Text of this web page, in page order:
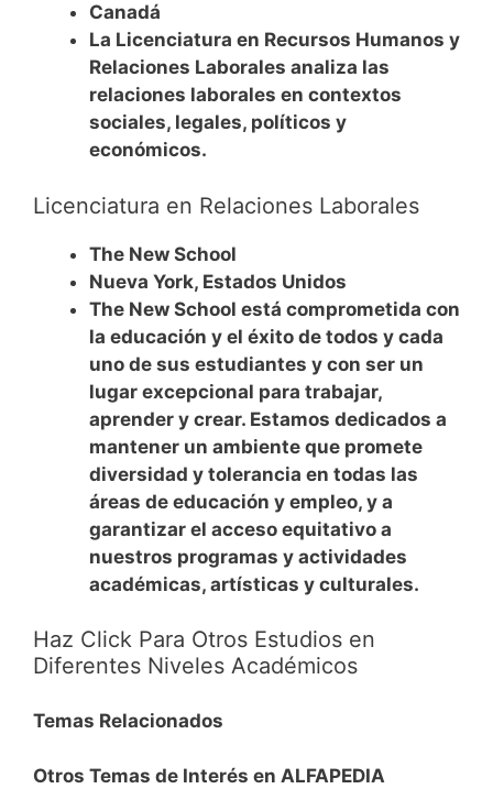
Canadá
La Licenciatura en Recursos Humanos y
Relaciones Laborales analiza las
relaciones laborales en contextos
sociales, legales, políticos y
económicos.
Licenciatura en Relaciones Laborales
The New School
Nueva York, Estados Unidos
The New School está comprometida con
la educación y el éxito de todos y cada
uno de sus estudiantes y con ser un
lugar excepcional para trabajar,
aprender y crear. Estamos dedicados a
mantener un ambiente que promete
diversidad y tolerancia en todas las
áreas de educación y empleo, y a
garantizar el acceso equitativo a
nuestros programas y actividades
académicas, artísticas y culturales.
Haz Click Para Otros Estudios en
Diferentes Niveles Académicos
Temas Relacionados
Otros Temas de Interés en ALFAPEDIA